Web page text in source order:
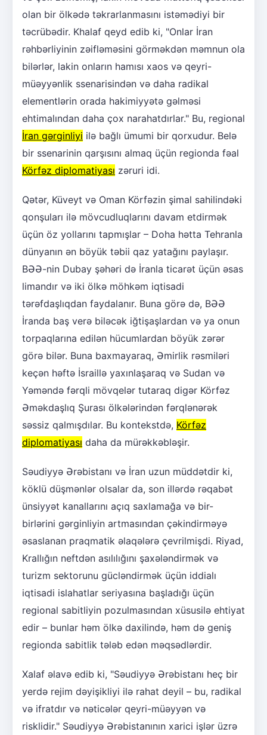
olan bir ölkədə təkrarlanmasını istəmədiyi bir
təcrübədir. Khalaf qeyd edib ki, "Onlar İran
rəhbərliyinin zəifləməsini görməkdən məmnun ola
bilərlər, lakin onların hamısı xaos və qeyri-
müəyyənlik ssenarisindən və daha radikal
elementlərin orada hakimiyyətə gəlməsi
ehtimalından daha çox narahatdırlar." Bu, regional
İran gərginliyi ilə bağlı ümumi bir qorxudur. Belə
bir ssenarinin qarşısını almaq üçün regionda fəal
Körfəz diplomatiyası zəruri idi.
Qətər, Küveyt və Oman Körfəzin şimal sahilindəki
qonşuları ilə mövcudluqlarını davam etdirmək
üçün öz yollarını tapmışlar – Doha hətta Tehranla
dünyanın ən böyük təbii qaz yatağını paylaşır.
BƏƏ-nin Dubay şəhəri də İranla ticarət üçün əsas
limandır və iki ölkə möhkəm iqtisadi
tərəfdaşlıqdan faydalanır. Buna görə də, BƏƏ
İranda baş verə biləcək iğtişaşlardan və ya onun
torpaqlarına edilən hücumlardan böyük zərər
görə bilər. Buna baxmayaraq, Əmirlik rəsmiləri
keçən həftə İsraillə yaxınlaşaraq və Sudan və
Yəməndə fərqli mövqelər tutaraq digər Körfəz
Əməkdaşlıq Şurası ölkələrindən fərqlənərək
səssiz qalmışdılar. Bu kontekstdə, Körfəz
diplomatiyası daha da mürəkkəbləşir.
Səudiyyə Ərəbistanı və İran uzun müddətdir ki,
köklü düşmənlər olsalar da, son illərdə rəqabət
ünsiyyət kanallarını açıq saxlamağa və bir-
birlərini gərginliyin artmasından çəkindirməyə
əsaslanan praqmatik əlaqələrə çevrilmişdi. Riyad,
Krallığın neftdən asılılığını şaxələndirmək və
turizm sektorunu gücləndirmək üçün iddialı
iqtisadi islahatlar seriyasına başladığı üçün
regional sabitliyin pozulmasından xüsusilə ehtiyat
edir – bunlar həm ölkə daxilində, həm də geniş
regionda sabitlik tələb edən məqsədlərdir.
Xalaf əlavə edib ki, "Səudiyyə Ərəbistanı heç bir
yerdə rejim dəyişikliyi ilə rahat deyil – bu, radikal
və ifratdır və nəticələr qeyri-müəyyən və
risklidir." Səudiyyə Ərəbistanının xarici işlər üzrə